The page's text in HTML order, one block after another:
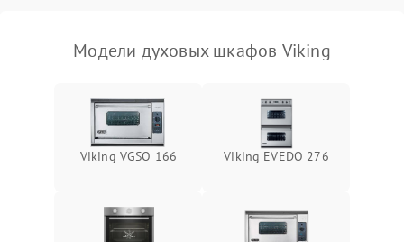
Модели духовых шкафов Viking
Viking VGSO 166 Viking EVEDO 276